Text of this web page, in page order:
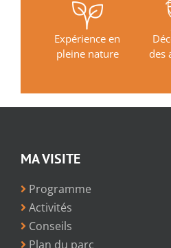
Expérience en
pleine nature
des
MA VISITE
Programme
Activités
Conseils
Plan du parc